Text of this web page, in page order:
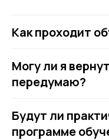
Как проходит
Могу ли я
передумаю?
Будут ли
программе